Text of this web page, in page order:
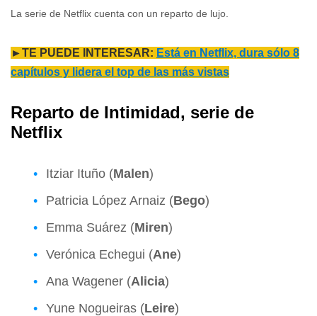
La serie de Netflix cuenta con un reparto de lujo.
►TE PUEDE INTERESAR: Está en Netflix, dura sólo 8
capítulos y lidera el top de las más vistas
Reparto de Intimidad, serie de
Netflix
Itziar Ituño (Malen)
Patricia López Arnaiz (Bego)
Emma Suárez (Miren)
Verónica Echegui (Ane)
Ana Wagener (Alicia)
Yune Nogueiras (Leire)